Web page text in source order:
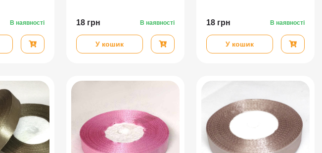
В наявності 18 грн В наявності
У кошик
18 грн В наявності
У кошик